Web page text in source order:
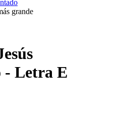
grande
- Letra E